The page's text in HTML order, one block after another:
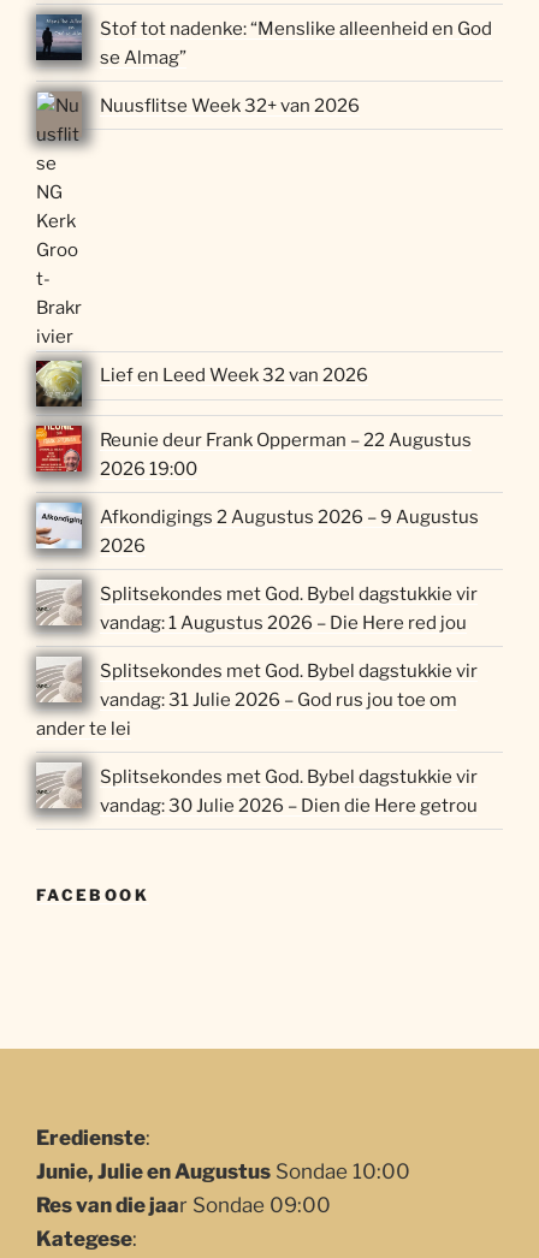
Stof tot nadenke: “Menslike alleenheid en God
se Almag”
Nuusflitse Week 32+ van 2026
Lief en Leed Week 32 van 2026
Reunie deur Frank Opperman – 22 Augustus
2026 19:00
Afkondigings 2 Augustus 2026 – 9 Augustus
2026
Splitsekondes met God. Bybel dagstukkie vir
vandag: 1 Augustus 2026 – Die Here red jou
Splitsekondes met God. Bybel dagstukkie vir
vandag: 31 Julie 2026 – God rus jou toe om
ander te lei
Splitsekondes met God. Bybel dagstukkie vir
vandag: 30 Julie 2026 – Dien die Here getrou
FACEBOOK
Eredienste:
Junie, Julie en Augustus Sondae 10:00
Res van die jaar Sondae 09:00
Kategese: